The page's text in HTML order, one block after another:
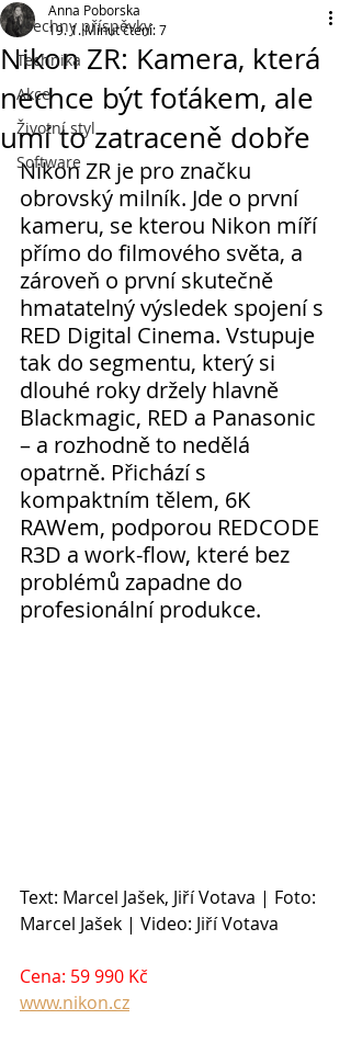
Všechny příspěvky
Technika
Akce
Životní styl
Software
Nikon ZR: Kamera, která
nechce být foťákem, ale
umí to zatraceně dobře
Anna Poborska
19. 1.Minut čtení: 7
Nikon ZR je pro značku
obrovský milník. Jde o první
kameru, se kterou Nikon míří
přímo do filmového světa, a
zároveň o první skutečně
hmatatelný výsledek spojení s
RED Digital Cinema. Vstupuje
tak do segmentu, který si
dlouhé roky držely hlavně
Blackmagic, RED a Panasonic
– a rozhodně to nedělá
opatrně. Přichází s
kompaktním tělem, 6K
RAWem, podporou REDCODE
R3D a work-flow, které bez
problémů zapadne do
profesionální produkce.
Text: Marcel Jašek, Jiří Votava | Foto:
Marcel Jašek | Video: Jiří Votava
Cena: 59 990 Kč
www.nikon.cz